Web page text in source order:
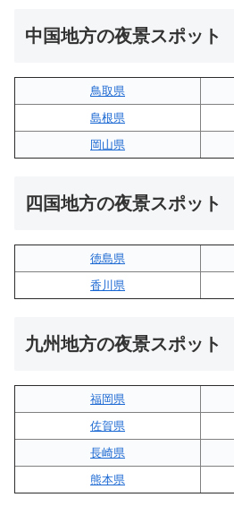
中国地方の夜景スポット
鳥取県
島根県
岡山県
四国地方の夜景スポット
徳島県
香川県
九州地方の夜景スポット
福岡県
佐賀県
長崎県
熊本県